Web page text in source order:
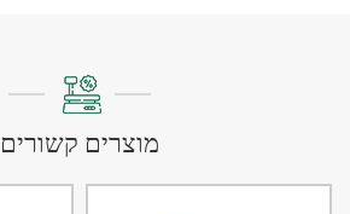
מוצרים קשורים